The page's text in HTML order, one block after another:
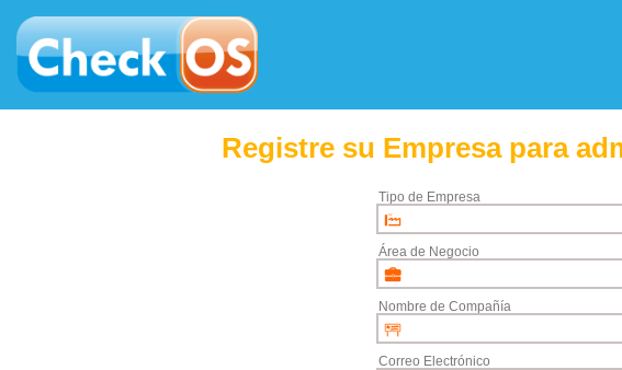
Registre su Empresa para
Tipo de Empresa
Área de Negocio
Nombre de Compañía
Correo Electrónico